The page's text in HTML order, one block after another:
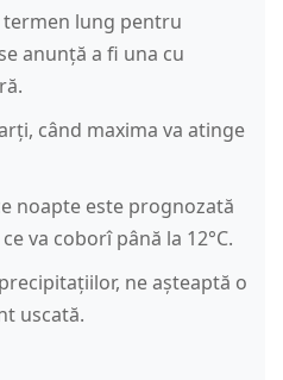
lung pentru
anunță a fi una cu
când maxima va atinge
noapte este prognozată
va coborî până la 12°C.
ne așteaptă o
uscată.